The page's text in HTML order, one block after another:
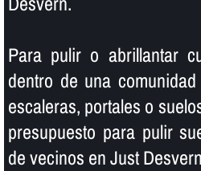
Para pulir o abrillantar
dentro de una
escaleras, portales o
presupuesto para pulir
de vecinos en Just